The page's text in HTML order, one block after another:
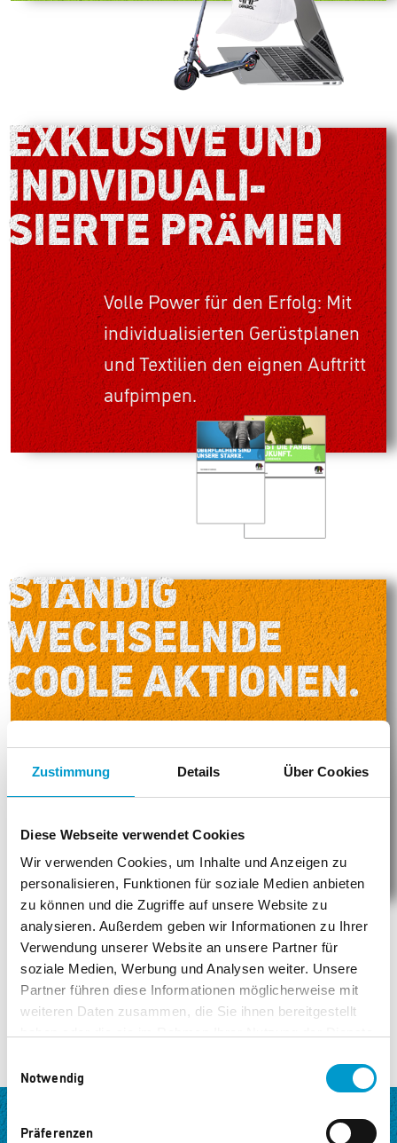
Zustimmung Details Über Cookies
Diese Webseite verwendet Cookies
Wir verwenden Cookies, um Inhalte und Anzeigen zu
personalisieren, Funktionen für soziale Medien anbieten
zu können und die Zugriffe auf unsere Website zu
analysieren. Außerdem geben wir Informationen zu Ihrer
Verwendung unserer Website an unsere Partner für
soziale Medien, Werbung und Analysen weiter. Unsere
Partner führen diese Informationen möglicherweise mit
weiteren Daten zusammen, die Sie ihnen bereitgestellt
Notwendig
Präferenzen
STÄNDIG
WECHSELNDE
COOLE AKTIONEN.
Bei uns ist immer was los: Jede
Menge obernice Aktionen, für
Verpass' keine Aktion!
EXKLUSIVE UND
INDI­VI­DU­A­LI­
SIERTE PRÄMIEN
Volle Power für den Erfolg: Mit
individualisierten Gerüstplanen
und Textilien den eignen Auftritt
aufpimpen.
OBERNICE